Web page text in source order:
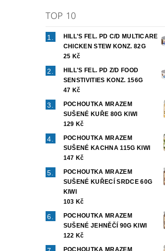
TOP 10
HILL'S FEL. PD C/D MULTICARE
CHICKEN STEW KONZ. 82G
25 Kč
HILL'S FEL. PD Z/D FOOD
SENSTIVITIES KONZ. 156G
47 Kč
POCHOUTKA MRAZEM
SUŠENÉ KUŘE 80G KIWI
129 Kč
POCHOUTKA MRAZEM
SUŠENÉ KACHNA 115G KIWI
147 Kč
POCHOUTKA MRAZEM
SUŠENÉ KUŘECÍ SRDCE 60G
KIWI
103 Kč
POCHOUTKA MRAZEM
SUŠENÉ JEHNĚČÍ 90G KIWI
122 Kč